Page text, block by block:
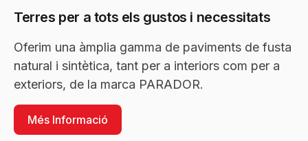
Terres per a tots els gustos i necessitats
Oferim una àmplia gamma de paviments de fusta
natural i sintètica, tant per a interiors com per a
exteriors, de la marca PARADOR.
Més Informació